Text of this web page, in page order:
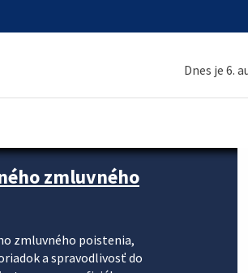
Dnes je 6.
zmluvného
zmluvného poistenia,
a spravodlivosť do